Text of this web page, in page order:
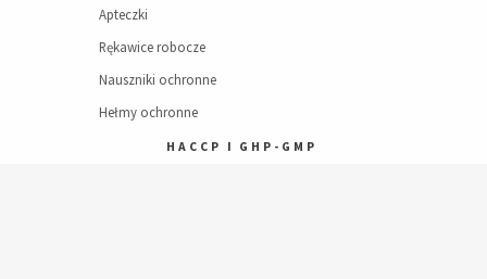
Apteczki
Rękawice robocze
Nauszniki ochronne
Hełmy ochronne
HACCP I GHP-GMP